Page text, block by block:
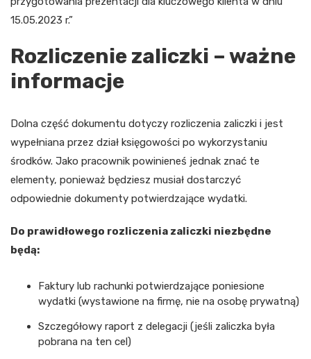
15.05.2023 r.”
Rozliczenie zaliczki – ważne
informacje
Dolna część dokumentu dotyczy rozliczenia zaliczki i jest
wypełniana przez dział księgowości po wykorzystaniu
środków. Jako pracownik powinieneś jednak znać te
elementy, ponieważ będziesz musiał dostarczyć
odpowiednie dokumenty potwierdzające wydatki.
Do prawidłowego rozliczenia zaliczki niezbędne
będą:
Faktury lub rachunki potwierdzające poniesione
wydatki (wystawione na firmę, nie na osobę prywatną)
Szczegółowy raport z delegacji (jeśli zaliczka była
pobrana na ten cel)